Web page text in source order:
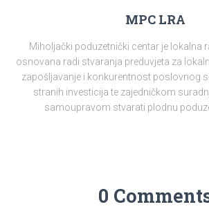
MPC LRA
Miholjački poduzetnički centar je lokalna
osnovana radi stvaranja preduvjeta za
zapošljavanje i konkurentnost poslovnog
stranih investicija te zajedničkom
samoupravom stvarati plodnu
0